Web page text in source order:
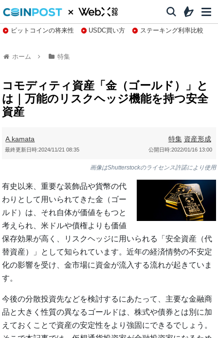
ビットコインの将来性 USDC買い方
ステーキング利率比較
ホーム
特集
コモディティ資産「金（ゴールド）」と
は｜万能のリスクヘッジ機能を持つ安全
資産
A.kamata 特集 資産形成
公開日時:2022/01/16 13:00
最終更新日時:2024/11/21 08:35
画像はShutterstockのライセンス許諾により使用
有史以来、重要な装飾品や貨幣の代
わりとして用いられてきた金（ゴー
ルド）は、それ自体が価値をもつと
考えられ、米ドルや債権よりも価値
保存効果が高く、リスクヘッジに用いられる「安全資産（代
替資産）」として知られています。近年の経済情勢の不安定
化の影響を受け、金市場に資金が流入する流れが起きていま
す。
今後の分散投資先などを検討するにあたって、主要な金融商
品と大きく性質の異なるゴールドは、株式や債券とは別に加
えておくことで資産の安定性をより強固にできるでしょう。